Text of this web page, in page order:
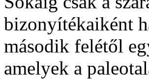
bizonyítékaiként
második felétől
amelyek a